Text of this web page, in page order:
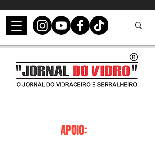
APOIO: